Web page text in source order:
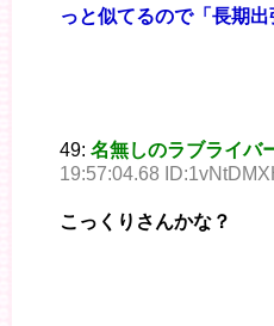
っと似てるので「長期出
49: 名無しのラブライバ
19:57:04.68
こっくりさんかな？